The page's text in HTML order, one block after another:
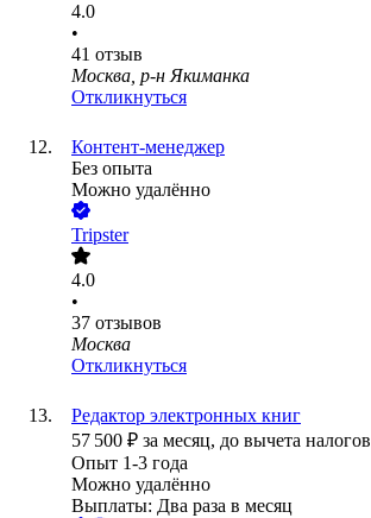
4.0
•
41 отзыв
Москва, р-н Якиманка
Откликнуться
Контент-менеджер
Без опыта
Можно удалённо
Tripster
4.0
•
37 отзывов
Москва
Откликнуться
Редактор электронных книг
57 500 ₽ за месяц, до вычета налогов
Опыт 1-3 года
Можно удалённо
Выплаты: Два раза в месяц